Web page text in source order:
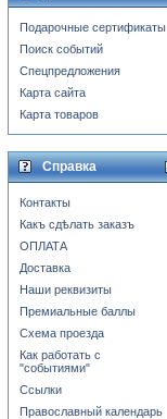
Подарочные сертификаты
Поиск событий
Спецпредложения
Карта сайта
Карта товаров
Справка
Контакты
Какъ сдѣлать заказъ
ОПЛАТА
Доставка
Наши реквизиты
Премиальные баллы
Схема проезда
Как работать с
"событиями"
Ссылки
Православный календарь